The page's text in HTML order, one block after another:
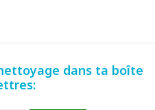
dans ta boîte